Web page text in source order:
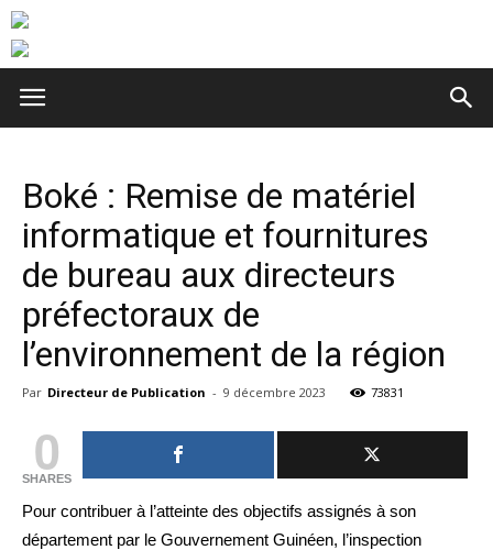
Boké : Remise de matériel
informatique et fournitures
de bureau aux directeurs
préfectoraux de
l’environnement de la région
Par Directeur de Publication - 9 décembre 2023 73831
0
SHARES
Pour contribuer à l’atteinte des objectifs assignés à son
département par le Gouvernement Guinéen, l’inspection